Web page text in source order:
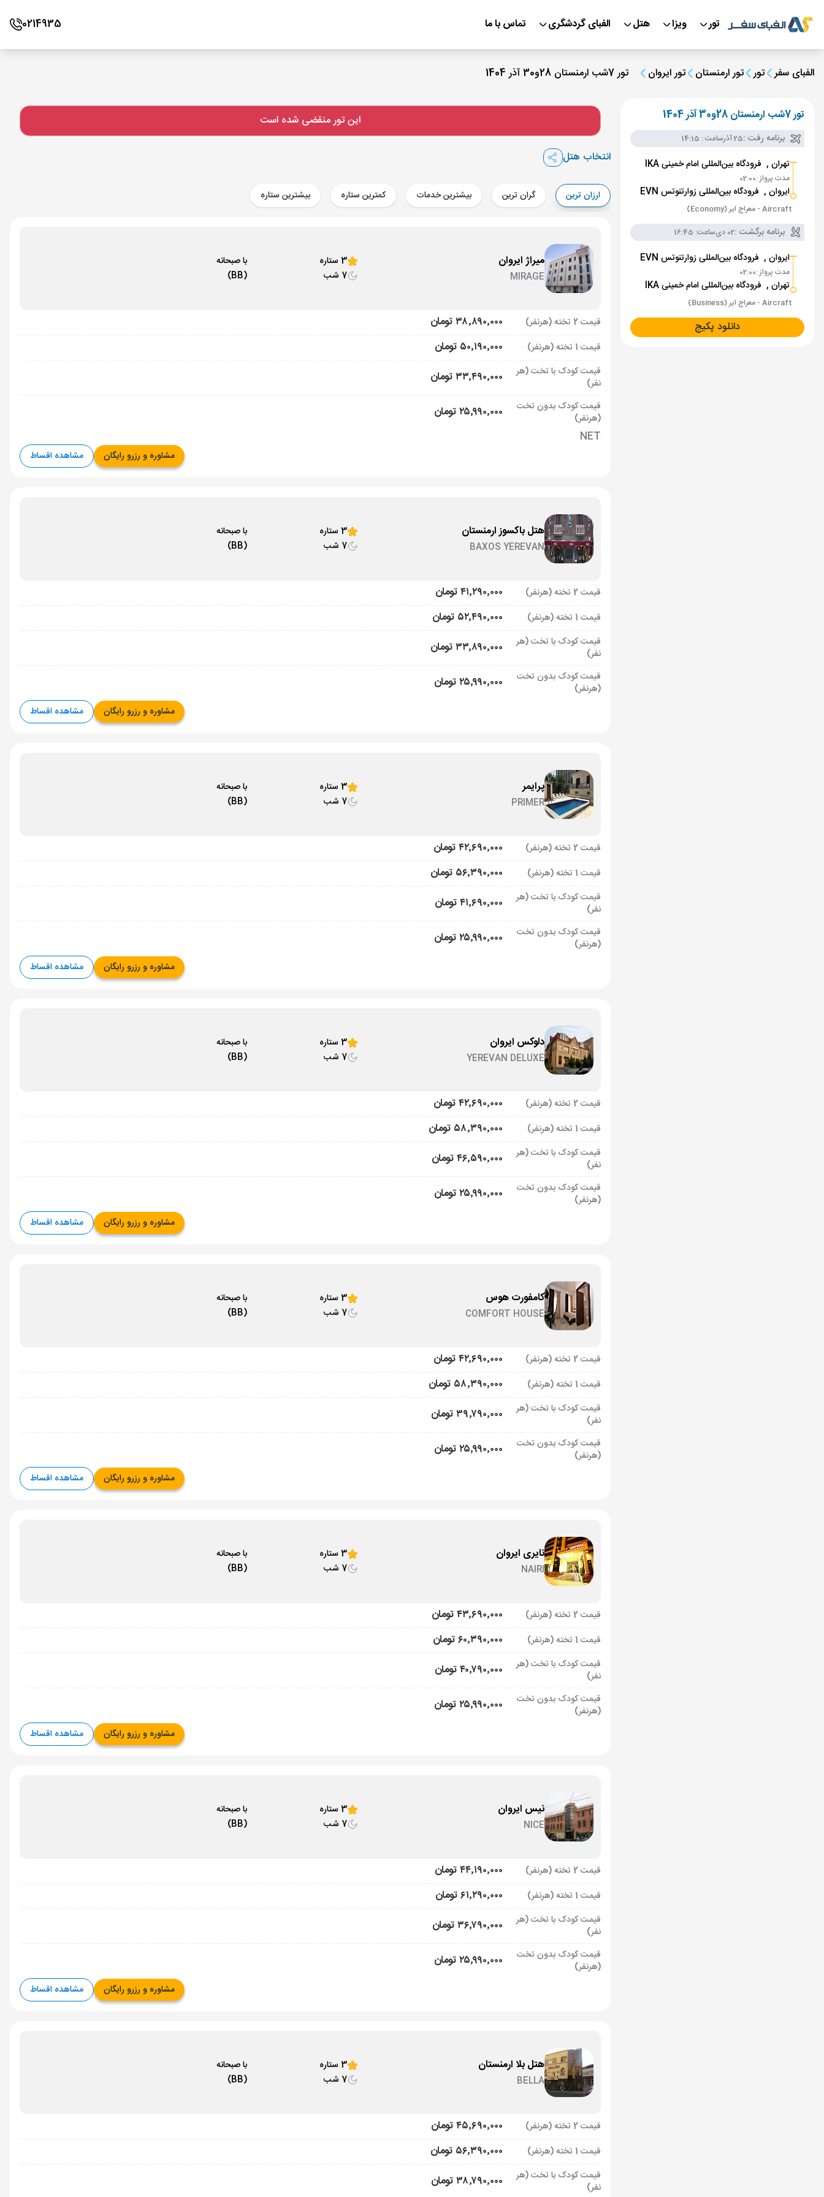
تور ویزا هتل الفبای گردشگری تماس با ما 0214935
الفبای سفر تور تور ارمنستان تور ایروان تور 7شب ارمنستان 28و30 آذر 1404
تور 7شب ارمنستان 28و30 آذر 1404
برنامه رفت :25 آذر ساعت : 14:15
تهران , فرودگاه بین‌المللی امام خمینی IKA
مدت پرواز :02:00
ایروان , فرودگاه بین‌المللی زوارتنوتس EVN
Aircraft - معراج ایر (Economy)
برنامه برگشت :02 دی ساعت: 16:45
ایروان , فرودگاه بین‌المللی زوارتنوتس EVN
مدت پرواز :02:00
تهران , فرودگاه بین‌المللی امام خمینی IKA
Aircraft - معراج ایر (Business)
دانلود پکیج
این تور منقضی شده است
انتخاب هتل
ارزان ترین گران ترین بیشترین خدمات کمترین ستاره بیشترین ستاره
میراژ ایروان
MIRAGE
3 ستاره
7 شب
با صبحانه
(BB)
قیمت 2 تخته (هرنفر) ۳۸٬۸۹۰٬۰۰۰ تومان
قیمت 1 تخته (هرنفر) ۵۰٬۱۹۰٬۰۰۰ تومان
قیمت کودک با تخت (هر
نفر)
۳۳٬۴۹۰٬۰۰۰ تومان
قیمت کودک بدون تخت
(هرنفر)
۲۵٬۹۹۰٬۰۰۰ تومان
NET
مشاوره و رزرو رایگان مشاهده اقساط
هتل باکسوز ارمنستان
BAXOS YEREVAN
3 ستاره
7 شب
با صبحانه
(BB)
قیمت 2 تخته (هرنفر) ۴۱٬۲۹۰٬۰۰۰ تومان
قیمت 1 تخته (هرنفر) ۵۲٬۴۹۰٬۰۰۰ تومان
قیمت کودک با تخت (هر
نفر)
۳۳٬۸۹۰٬۰۰۰ تومان
قیمت کودک بدون تخت
(هرنفر)
۲۵٬۹۹۰٬۰۰۰ تومان
مشاوره و رزرو رایگان مشاهده اقساط
پرایمر
PRIMER
3 ستاره
7 شب
با صبحانه
(BB)
قیمت 2 تخته (هرنفر) ۴۲٬۶۹۰٬۰۰۰ تومان
قیمت 1 تخته (هرنفر) ۵۶٬۳۹۰٬۰۰۰ تومان
قیمت کودک با تخت (هر
نفر)
۴۱٬۶۹۰٬۰۰۰ تومان
قیمت کودک بدون تخت
(هرنفر)
۲۵٬۹۹۰٬۰۰۰ تومان
مشاوره و رزرو رایگان مشاهده اقساط
دلوکس ایروان
YEREVAN DELUXE
3 ستاره
7 شب
با صبحانه
(BB)
قیمت 2 تخته (هرنفر) ۴۲٬۶۹۰٬۰۰۰ تومان
قیمت 1 تخته (هرنفر) ۵۸٬۳۹۰٬۰۰۰ تومان
قیمت کودک با تخت (هر
نفر)
۴۶٬۵۹۰٬۰۰۰ تومان
قیمت کودک بدون تخت
(هرنفر)
۲۵٬۹۹۰٬۰۰۰ تومان
مشاوره و رزرو رایگان مشاهده اقساط
کامفورت هوس
COMFORT HOUSE
3 ستاره
7 شب
با صبحانه
(BB)
قیمت 2 تخته (هرنفر) ۴۲٬۶۹۰٬۰۰۰ تومان
قیمت 1 تخته (هرنفر) ۵۸٬۳۹۰٬۰۰۰ تومان
قیمت کودک با تخت (هر
نفر)
۳۹٬۷۹۰٬۰۰۰ تومان
قیمت کودک بدون تخت
(هرنفر)
۲۵٬۹۹۰٬۰۰۰ تومان
مشاوره و رزرو رایگان مشاهده اقساط
نایری ایروان
NAIRI
3 ستاره
7 شب
با صبحانه
(BB)
قیمت 2 تخته (هرنفر) ۴۳٬۶۹۰٬۰۰۰ تومان
قیمت 1 تخته (هرنفر) ۶۰٬۳۹۰٬۰۰۰ تومان
قیمت کودک با تخت (هر
نفر)
۴۰٬۷۹۰٬۰۰۰ تومان
قیمت کودک بدون تخت
(هرنفر)
۲۵٬۹۹۰٬۰۰۰ تومان
مشاوره و رزرو رایگان مشاهده اقساط
نیس ایروان
NICE
3 ستاره
7 شب
با صبحانه
(BB)
قیمت 2 تخته (هرنفر) ۴۴٬۱۹۰٬۰۰۰ تومان
قیمت 1 تخته (هرنفر) ۶۱٬۲۹۰٬۰۰۰ تومان
قیمت کودک با تخت (هر
نفر)
۳۶٬۷۹۰٬۰۰۰ تومان
قیمت کودک بدون تخت
(هرنفر)
۲۵٬۹۹۰٬۰۰۰ تومان
مشاوره و رزرو رایگان مشاهده اقساط
هتل بلا ارمنستان
BELLA
3 ستاره
7 شب
با صبحانه
(BB)
قیمت 2 تخته (هرنفر) ۴۵٬۶۹۰٬۰۰۰ تومان
قیمت 1 تخته (هرنفر) ۵۶٬۳۹۰٬۰۰۰ تومان
قیمت کودک با تخت (هر
نفر)
۳۸٬۷۹۰٬۰۰۰ تومان